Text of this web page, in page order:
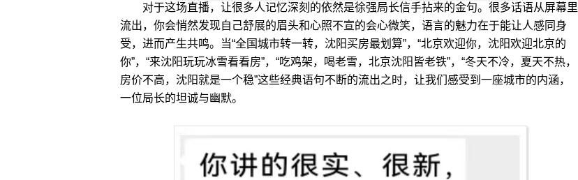
对于这场直播，让很多人记忆深刻的依然是徐强局长信手拈来的金句。很多话语从屏幕里
流出，你会悄然发现自己舒展的眉头和心照不宣的会心微笑，语言的魅力在于能让人感同身
受，进而产生共鸣。当“全国城市转一转，沈阳买房最划算”，“北京欢迎你，沈阳欢迎北京的
你”，“来沈阳玩玩冰雪看看房”，“吃鸡架，喝老雪，北京沈阳皆老铁”，“冬天不冷，夏天不热，
房价不高，沈阳就是一个稳”这些经典语句不断的流出之时，让我们感受到一座城市的内涵，
一位局长的坦诚与幽默。